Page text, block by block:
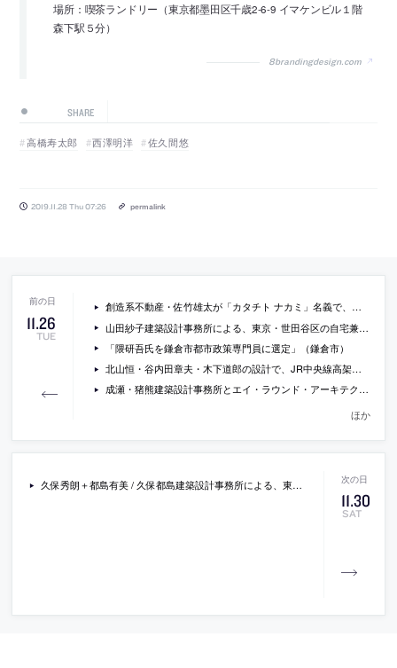
場所：喫茶ランドリー（東京都墨田区千歳2-6-9 イマケンビル１階
森下駅５分）
8brandingdesign.com
SHARE
高橋寿太郎 西澤明洋 佐久間悠
2019.11.28 Thu 07:26 permalink
11.26
TUE
創造系不動産・佐竹雄太が「カタチト ナカミ」名義で、パーシモンヒルズアーキテクツとコラボした建築ラップ第3弾を公開
山田紗子建築設計事務所による、東京・世田谷区の自宅兼事務所「daita2019」の様子と、山田のインタビューを収録した動画
「隈研吾氏を鎌倉市都市政策専門員に選定」（鎌倉市）
北山恒・谷内田章夫・木下道郎の設計で、JR中央線高架下に、学生向け賃貸集合住宅「中央ラインハウス小金井」が建設
成瀬・猪熊建築設計事務所とエイ・ラウンド・アーキテクツによる、韓国・ソウル市の、地下鉄ノクサピョン駅でのプロジェクト「Dance of Light」の動画
ほか
11.30
SAT
久保秀朗＋都島有美 / 久保都島建築設計事務所による、東京・墨田区の温浴施設「両国湯屋江戸遊」